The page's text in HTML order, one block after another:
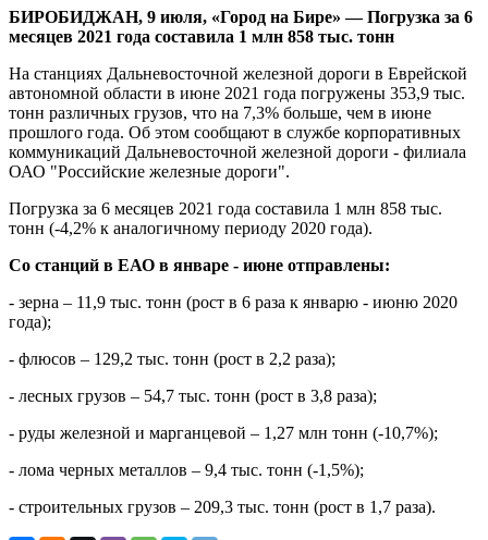
июне
БИРОБИДЖАН, 9 июля, «Город на Бире» —Погрузка за 6
месяцев 2021 года составила 1 млн 858 тыс. тонн
На станциях Дальневосточной железной дороги в Еврейской
автономной области в июне 2021 года погружены 353,9 тыс.
тонн различных грузов, что на 7,3% больше, чем в июне
прошлого года. Об этом сообщают в службе корпоративных
коммуникаций Дальневосточной железной дороги - филиала
ОАО "Российские железные дороги".
Погрузка за 6 месяцев 2021 года составила 1 млн 858 тыс.
тонн (-4,2% к аналогичному периоду 2020 года).
Со станций в ЕАО в январе - июне отправлены:
- зерна – 11,9 тыс. тонн (рост в 6 раза к январю - июню 2020
года);
- флюсов – 129,2 тыс. тонн (рост в 2,2 раза);
- лесных грузов – 54,7 тыс. тонн (рост в 3,8 раза);
- руды железной и марганцевой – 1,27 млн тонн (-10,7%);
- лома черных металлов – 9,4 тыс. тонн (-1,5%);
- строительных грузов – 209,3 тыс. тонн (рост в 1,7 раза).